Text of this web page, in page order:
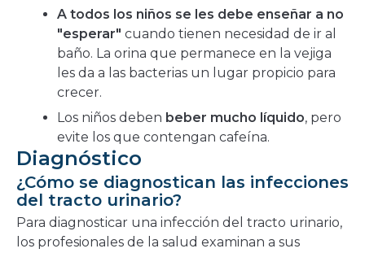
A todos los niños se les debe enseñar a no
"esperar" cuando tienen necesidad de ir al
baño. La orina que permanece en la vejiga
les da a las bacterias un lugar propicio para
crecer.
Los niños deben beber mucho líquido, pero
evite los que contengan cafeína.
Diagnóstico
¿Cómo se diagnostican las infecciones
del tracto urinario?
Para diagnosticar una infección del tracto urinario,
los profesionales de la salud examinan a sus